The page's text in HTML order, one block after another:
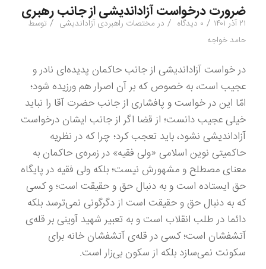
ضرورت درخواست آزاداندیشی از جانب رهبری
۲۱ آذر ۱۴۰۱ / ۰ دیدگاه / در مختصات راهبردی آزاداندیشی / توسط
حامد خواجه
در خواست آزاداندیشی از جانب حاکمان پدیده‌ای نادر و
عجیب است، به خصوص که بر آن اصرار هم ورزیده شود؛
امّا این در خواست و پافشاری از جانب حضرت آقا را نباید
خیلی عجیب دانست؛ از قضا اگر از جانب ایشان درخواست
آزاداندیشی نشود، باید تعجب کرد؛ چرا که در نظریه
حاکمیتی نوین اسلامی «ولی فقیه» در زمره‌ی حاکمان به
معنای مصطلح و مشهورش نیست؛ بلکه ولی فقیه در پایگاه
حق ایستاده است و به دنبال حق و حقیقت است؛ و کسی
که به دنبال حق و حقیقت است از دگرگونی نمی‌ترسد بلکه
دائما در طلب انقلاب است و به تعبیر شهید آوینی بر قله‌ی
آتشفشان است؛ کسی در قله‌ی آتشفشان خانه برای
سکونت نمی‌سازد بلکه از سکون بی‌زار است.